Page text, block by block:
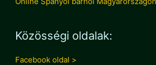
Közösségi oldalak:
Facebook oldal >